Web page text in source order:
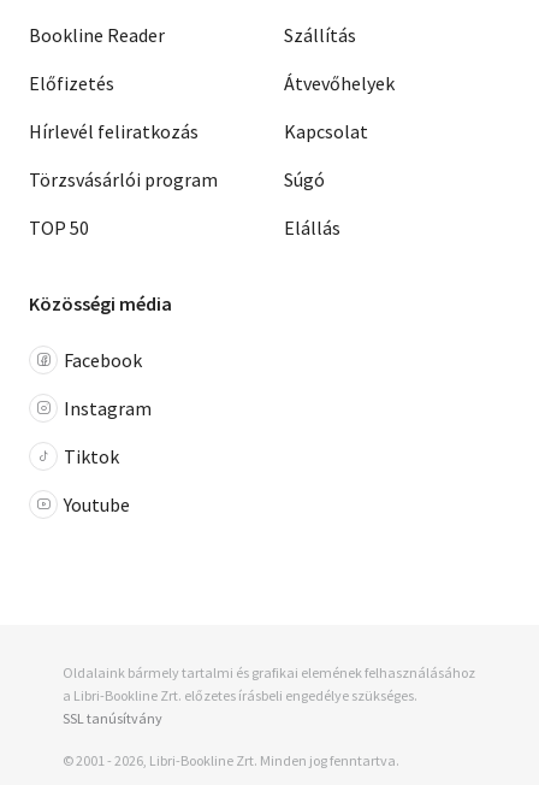
Bookline Reader
Előfizetés
Hírlevél feliratkozás
Törzsvásárlói program
TOP 50
Szállítás
Átvevőhelyek
Kapcsolat
Súgó
Elállás
Közösségi média
Facebook
Instagram
Tiktok
Youtube
Oldalaink bármely tartalmi és grafikai elemének felhasználásához
a Libri-Bookline Zrt. előzetes írásbeli engedélye szükséges.
SSL tanúsítvány
© 2001 - 2026, Libri-Bookline Zrt. Minden jog fenntartva.